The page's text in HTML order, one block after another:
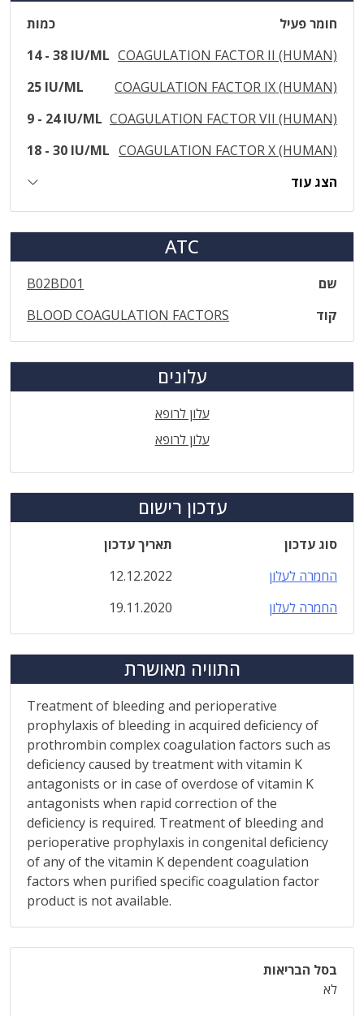
חומר פעיל
כמות
COAGULATION FACTOR II (HUMAN)
14 - 38 IU/ML
COAGULATION FACTOR IX (HUMAN)
25 IU/ML
COAGULATION FACTOR VII (HUMAN)
9 - 24 IU/ML
COAGULATION FACTOR X (HUMAN)
18 - 30 IU/ML
הצג עוד
ATC
שם
B02BD01
קוד
BLOOD COAGULATION FACTORS
עלונים
עלון לרופא
עלון לרופא
עדכון רישום
סוג עדכון
תאריך עדכון
החמרה לעלון
12.12.2022
החמרה לעלון
19.11.2020
התוויה מאושרת
Treatment of bleeding and perioperative
prophylaxis of bleeding in acquired deficiency of
prothrombin complex coagulation factors such as
deficiency caused by treatment with vitamin K
antagonists or in case of overdose of vitamin K
antagonists when rapid correction of the
deficiency is required. Treatment of bleeding and
perioperative prophylaxis in congenital deficiency
of any of the vitamin K dependent coagulation
factors when purified specific coagulation factor
product is not available.
בסל הבריאות
לא